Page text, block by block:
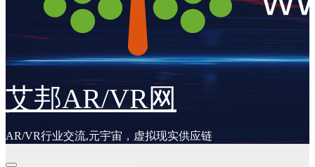
艾邦AR/VR网
AR/VR行业交流,元宇宙，虚拟现实供应链